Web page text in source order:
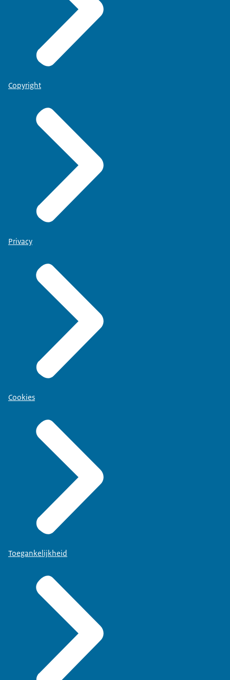
Copyright
Privacy
Cookies
Toegankelijkheid